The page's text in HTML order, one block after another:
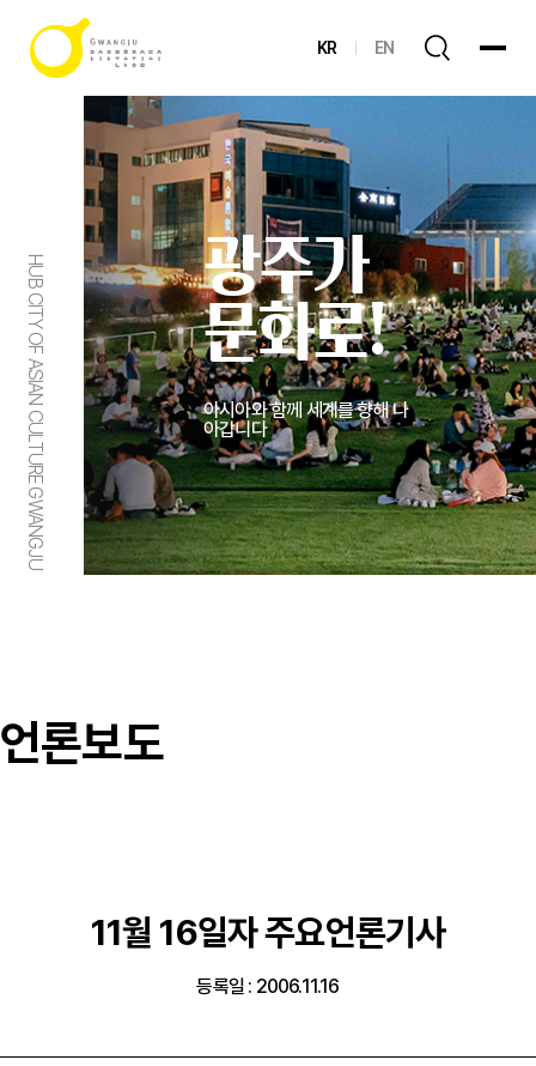
KR EN
HUB CITY OF ASIAN CULTURE GWANGJU
광주가
문화로!
아시아와 함께 세계를 향해 나
아갑니다
언론보도
11월 16일자 주요언론기사
등록일 : 2006.11.16